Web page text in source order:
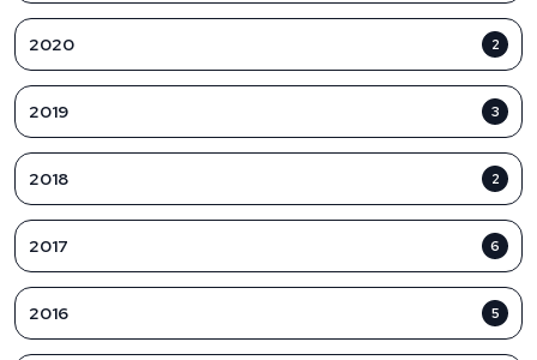
2020 2
2019 3
2018 2
2017 6
2016 5